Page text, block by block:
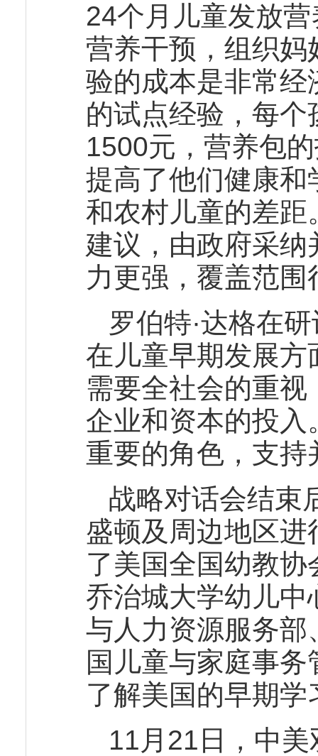
24个月儿童发放
营养干预，组织
验的成本是非常
的试点经验，每
1500元，营养包
提高了他们健康
和农村儿童的差
建议，由政府采
力更强，覆盖范围
罗伯特·达格在
在儿童早期发展
需要全社会的重
企业和资本的投
重要的角色，支
战略对话会结束
盛顿及周边地区
了美国全国幼教
乔治城大学幼儿
与人力资源服务
国儿童与家庭事
了解美国的早期
11月21日，中